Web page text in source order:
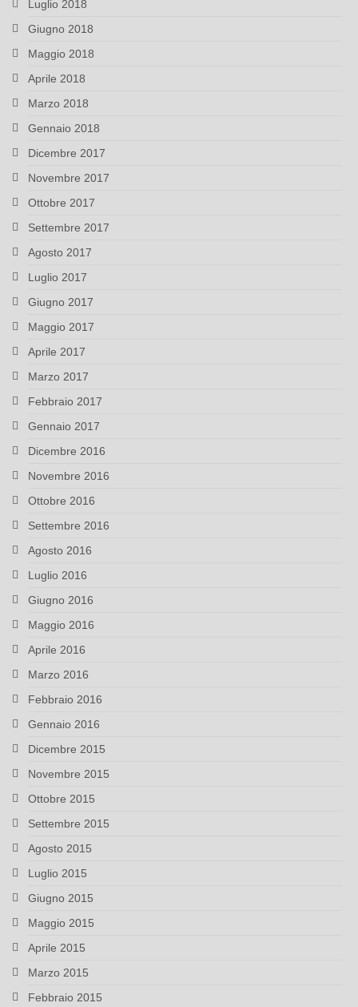
Luglio 2018
Giugno 2018
Maggio 2018
Aprile 2018
Marzo 2018
Gennaio 2018
Dicembre 2017
Novembre 2017
Ottobre 2017
Settembre 2017
Agosto 2017
Luglio 2017
Giugno 2017
Maggio 2017
Aprile 2017
Marzo 2017
Febbraio 2017
Gennaio 2017
Dicembre 2016
Novembre 2016
Ottobre 2016
Settembre 2016
Agosto 2016
Luglio 2016
Giugno 2016
Maggio 2016
Aprile 2016
Marzo 2016
Febbraio 2016
Gennaio 2016
Dicembre 2015
Novembre 2015
Ottobre 2015
Settembre 2015
Agosto 2015
Luglio 2015
Giugno 2015
Maggio 2015
Aprile 2015
Marzo 2015
Febbraio 2015